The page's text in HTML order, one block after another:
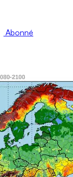
Abonné